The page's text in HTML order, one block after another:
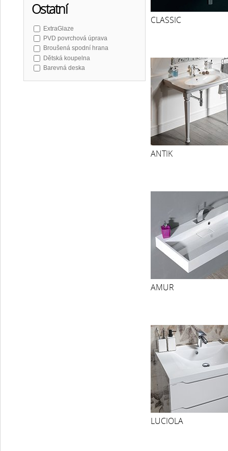
SOTT AQUA
CITY keramika
NUBES COLOR
PURA COLOR
KUBE X COLOR
MODO COLOR
PURITY
Ostatní
ExtraGlaze
PVD povrchová úprava
Broušená spodní hrana
Dětská koupelna
Barevná deska
CLASSIC
ANTIK
AMUR
LUCIOLA